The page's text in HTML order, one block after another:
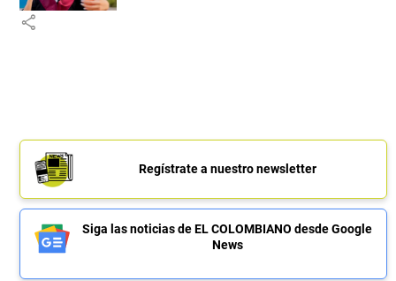
share
Regístrate a nuestro newsletter
Siga las noticias de EL COLOMBIANO desde Google
News